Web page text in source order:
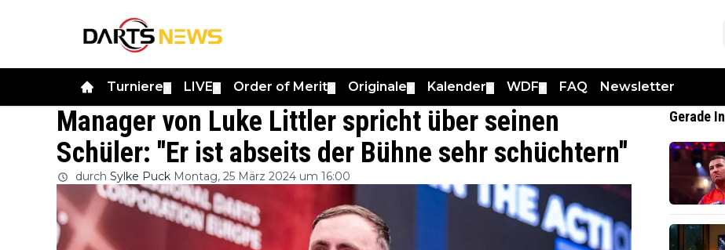
Turniere LIVE Order of Merit Originale Kalender WDF FAQ Newsletter
Manager von Luke Littler spricht über seinen
Schüler: ''Er ist abseits der Bühne sehr schüchtern''
durch Sylke Puck Montag, 25 März 2024 um 16:00
Gerade In